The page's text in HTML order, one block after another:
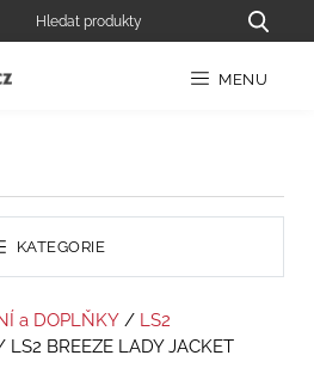
MENU
KATEGORIE
a DOPLŇKY / LS2
LS2 BREEZE LADY JACKET